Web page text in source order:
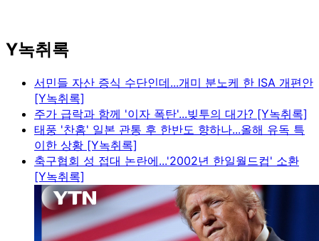
Y녹취록
서민들 자산 증식 수단인데...개미 분노케 한 ISA 개편안
[Y녹취록]
주가 급락과 함께 '이자 폭탄'...빚투의 대가? [Y녹취록]
태풍 '찬홈' 일본 관통 후 한반도 향하나...올해 유독 특
이한 상황 [Y녹취록]
축구협회 성 접대 논란에...'2002년 한일월드컵' 소환
[Y녹취록]